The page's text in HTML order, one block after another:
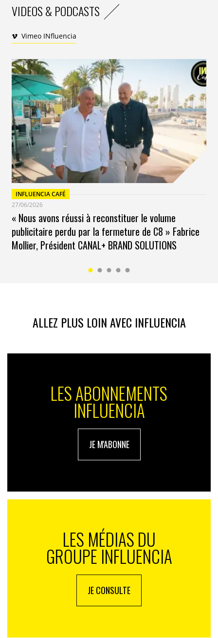
VIDEOS & PODCASTS
Vimeo INfluencia
INFLUENCIA CAFÉ
27/06/2026
« Nous avons réussi à reconstituer le volume
publicitaire perdu par la fermeture de C8 » Fabrice
Mollier, Président CANAL+ BRAND SOLUTIONS
ALLEZ PLUS LOIN AVEC INFLUENCIA
LES ABONNEMENTS
INFLUENCIA
JE M'ABONNE
LES MÉDIAS DU
GROUPE INFLUENCIA
JE CONSULTE